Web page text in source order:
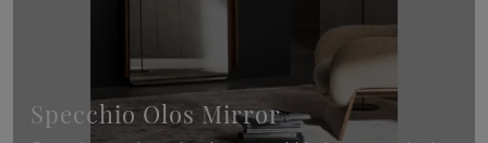
Specchio Olos Mirror